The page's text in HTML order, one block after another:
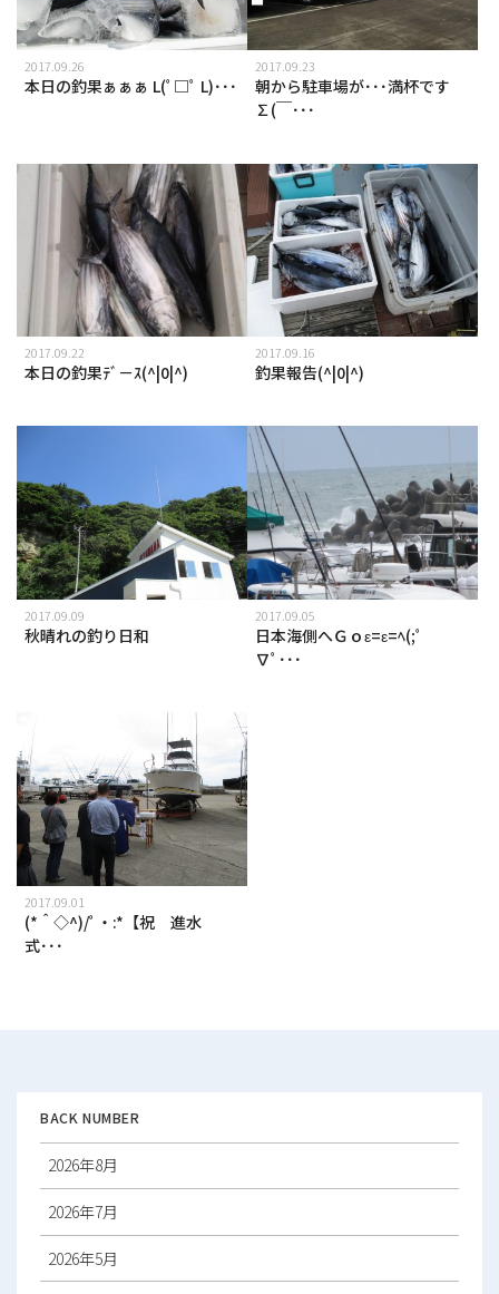
2017.09.26
本日の釣果ぁぁぁ L(ﾟ□ﾟ L)･･･
2017.09.23
朝から駐車場が･･･満杯です
∑(￣･･･
2017.09.22
本日の釣果ﾃﾞ－ｽ(^|0|^)
2017.09.16
釣果報告(^|0|^)
2017.09.09
秋晴れの釣り日和
2017.09.05
日本海側へＧｏε=ε=ﾍ(;ﾟ
∇ﾟ･･･
2017.09.01
(*＾◇^)/ﾟ・:*【祝 進水
式･･･
BACK NUMBER
2026年8月
2026年7月
2026年5月